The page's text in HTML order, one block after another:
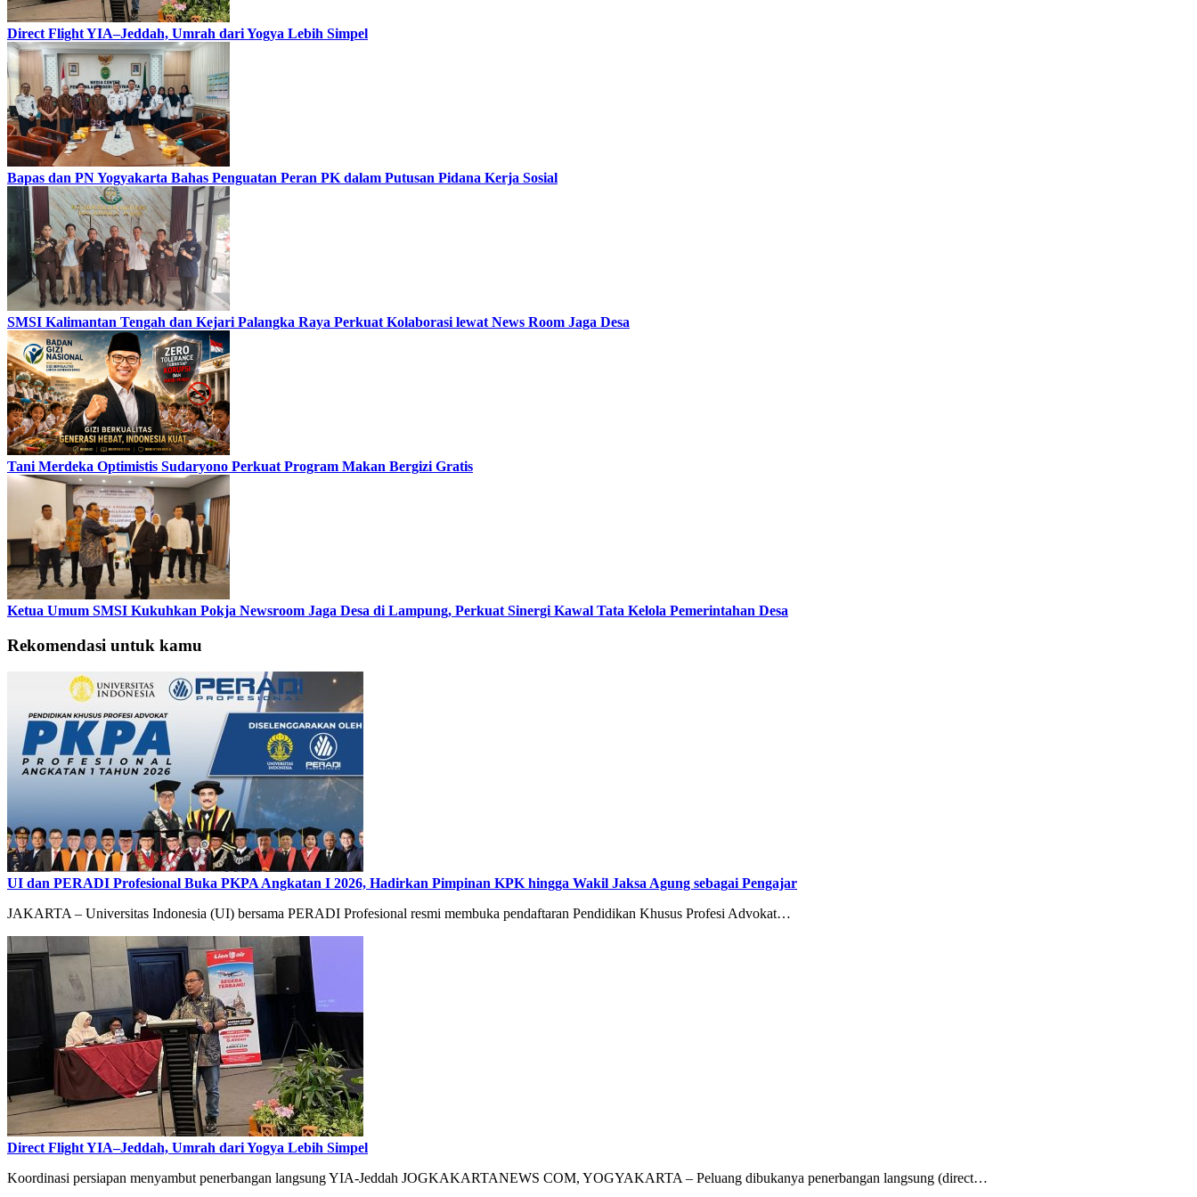
Direct Flight YIA–Jeddah, Umrah dari Yogya Lebih Simpel
Bapas dan PN Yogyakarta Bahas Penguatan Peran PK dalam Putusan Pidana Kerja Sosial
SMSI Kalimantan Tengah dan Kejari Palangka Raya Perkuat Kolaborasi lewat News Room Jaga Desa
Tani Merdeka Optimistis Sudaryono Perkuat Program Makan Bergizi Gratis
Ketua Umum SMSI Kukuhkan Pokja Newsroom Jaga Desa di Lampung, Perkuat Sinergi Kawal Tata Kelola Pemerintahan Desa
Rekomendasi untuk kamu
UI dan PERADI Profesional Buka PKPA Angkatan I 2026, Hadirkan Pimpinan KPK hingga Wakil Jaksa Agung sebagai Pengajar
JAKARTA – Universitas Indonesia (UI) bersama PERADI Profesional resmi membuka pendaftaran Pendidikan Khusus Profesi Advokat…
Direct Flight YIA–Jeddah, Umrah dari Yogya Lebih Simpel
Koordinasi persiapan menyambut penerbangan langsung YIA-Jeddah JOGKAKARTANEWS COM, YOGYAKARTA – Peluang dibukanya penerbangan langsung (direct…